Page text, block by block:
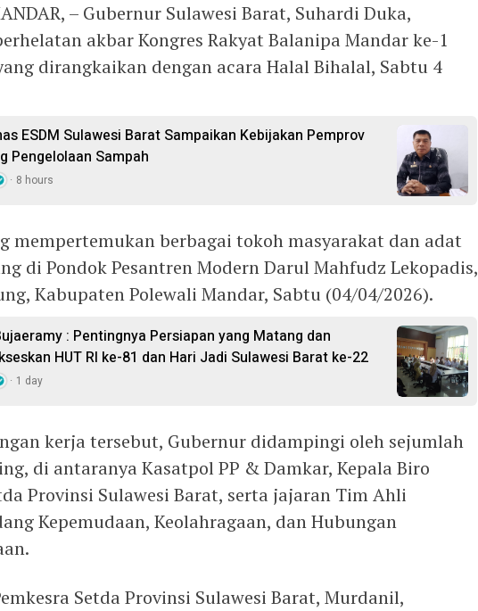
– Gubernur Sulawesi Barat, Suhardi Duka,
akbar Kongres Rakyat Balanipa Mandar ke-1
dirangkaikan dengan acara Halal Bihalal, Sabtu 4
ESDM Sulawesi Barat Sampaikan Kebijakan Pemprov
Pengelolaan Sampah
8 hours
mempertemukan berbagai tokoh masyarakat dan adat
di Pondok Pesantren Modern Darul Mahfudz Lekopadis,
Kabupaten Polewali Mandar, Sabtu (04/04/2026).
: Pentingnya Persiapan yang Matang dan
HUT RI ke-81 dan Hari Jadi Sulawesi Barat ke-22
1 day
kerja tersebut, Gubernur didampingi oleh sejumlah
di antaranya Kasatpol PP & Damkar, Kepala Biro
Provinsi Sulawesi Barat, serta jajaran Tim Ahli
Kepemudaan, Keolahragaan, dan Hubungan
Setda Provinsi Sulawesi Barat, Murdanil,